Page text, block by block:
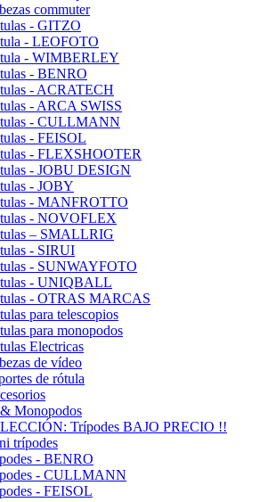
commuter
- GITZO
- LEOFOTO
- WIMBERLEY
- BENRO
- ACRATECH
- ARCA SWISS
- CULLMANN
- FEISOL
- FLEXSHOOTER
- JOBU DESIGN
- JOBY
- MANFROTTO
- NOVOFLEX
– SMALLRIG
- SIRUI
- SUNWAYFOTO
- UNIQBALL
- OTRAS MARCAS
para telescopios
para monopodos
Electricas
de vídeo
de rótula
Monopodos
Trípodes BAJO PRECIO !!
trípodes
- BENRO
- CULLMANN
- FEISOL